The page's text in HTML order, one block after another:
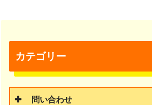
カテゴリー
問い合わせ